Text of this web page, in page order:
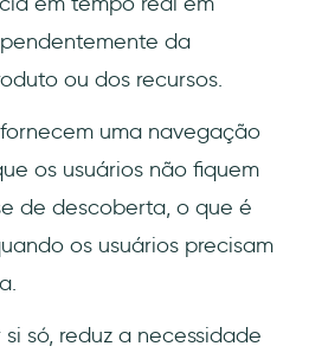
da
ou dos recursos.
uma navegação
os usuários não fiquem
de descoberta, o que é
os usuários precisam
si só, reduz a necessidade